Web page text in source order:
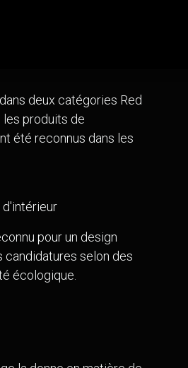
deux catégories Red
les produits de
été reconnus dans les
d'intérieur
pour un design
candidatures selon des
écologique.